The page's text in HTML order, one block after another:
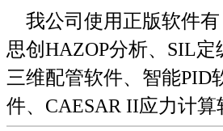
我公司使用正版软件有
思创HAZOP分析、SIL定
三维配管软件、智能PID
件、CAESAR II应力计算